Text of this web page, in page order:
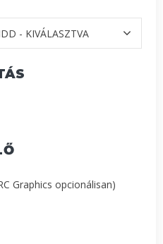
Graphics opcionálisan)